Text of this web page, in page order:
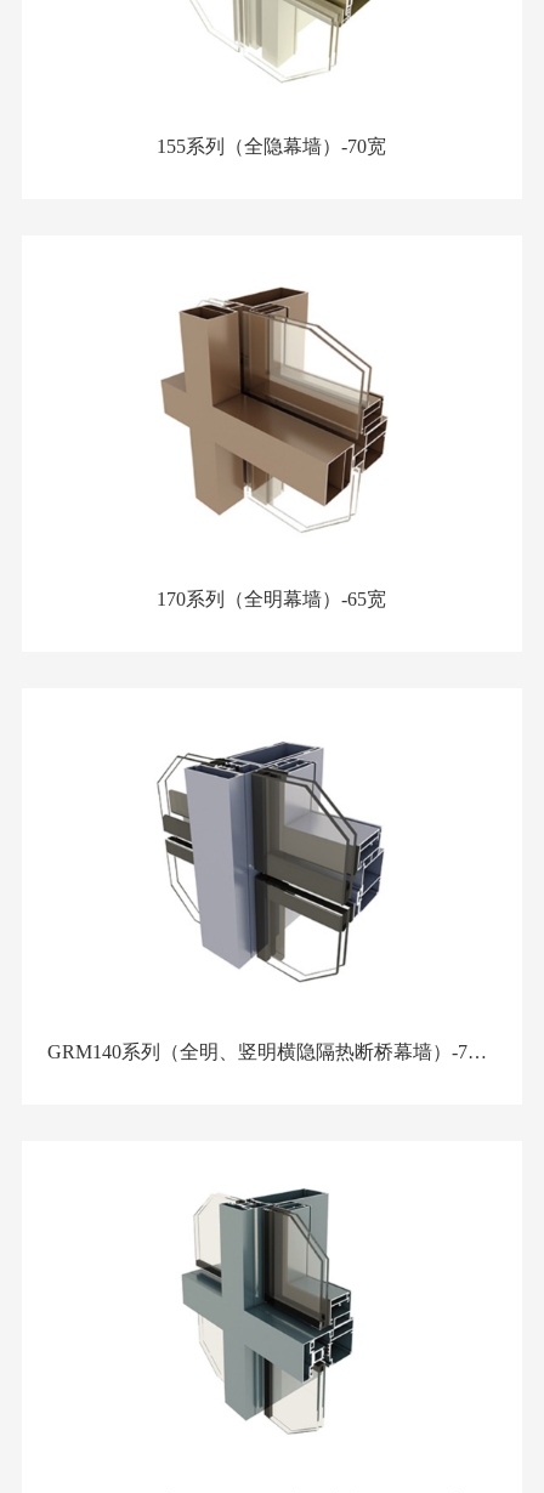
155系列（全隐幕墙）-70宽
170系列（全明幕墙）-65宽
GRM140系列（全明、竖明横隐隔热断桥幕墙）-75宽